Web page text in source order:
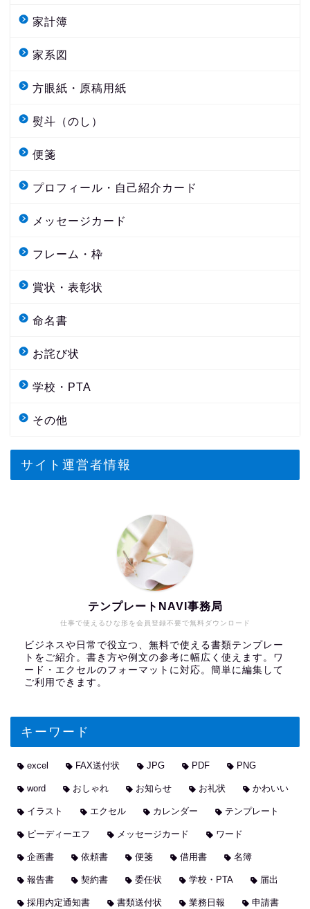
家計簿
家系図
方眼紙・原稿用紙
熨斗（のし）
便箋
プロフィール・自己紹介カード
メッセージカード
フレーム・枠
賞状・表彰状
命名書
お詫び状
学校・PTA
その他
サイト運営者情報
仕事で使えるひな形を会員登録不要で無料ダウンロード
テンプレートNAVI事務局
ビジネスや日常で役立つ、無料で使える書類テンプレー
トをご紹介。書き方や例文の参考に幅広く使えます。ワ
ード・エクセルのフォーマットに対応。簡単に編集して
ご利用できます。
キーワード
excel FAX送付状 JPG PDF PNG
word おしゃれ お知らせ お礼状 かわいい
イラスト エクセル カレンダー テンプレート
ピーディーエフ メッセージカード ワード
企画書 依頼書 便箋 借用書 名簿
報告書 契約書 委任状 学校・PTA 届出
採用内定通知書 書類送付状 業務日報 申請書